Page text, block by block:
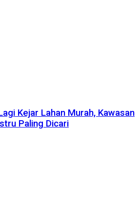
Kejar Lahan Murah, Kawasan
Paling Dicari